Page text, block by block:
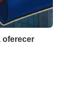
oferecer